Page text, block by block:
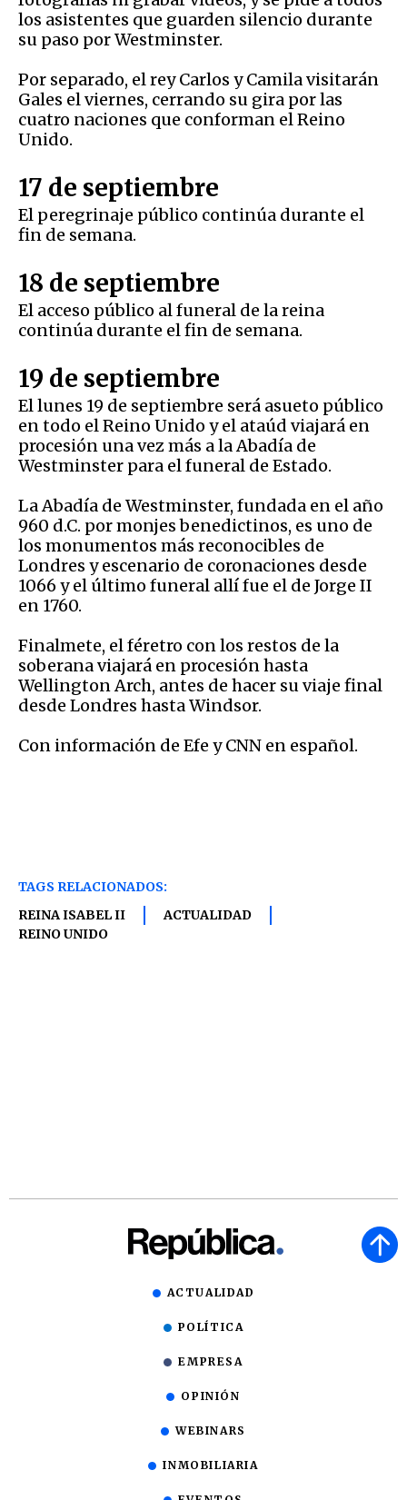
los asistentes que guarden silencio durante
su paso por Westminster.
Por separado, el rey Carlos y Camila visitarán
Gales el viernes, cerrando su gira por las
cuatro naciones que conforman el Reino
Unido.
17 de septiembre
El peregrinaje público continúa durante el
fin de semana.
18 de septiembre
El acceso público al funeral de la reina
continúa durante el fin de semana.
19 de septiembre
El lunes 19 de septiembre será asueto público
en todo el Reino Unido y el ataúd viajará en
procesión una vez más a la Abadía de
Westminster para el funeral de Estado.
La Abadía de Westminster, fundada en el año
960 d.C. por monjes benedictinos, es uno de
los monumentos más reconocibles de
Londres y escenario de coronaciones desde
1066 y el último funeral allí fue el de Jorge II
en 1760.
Finalmete, el féretro con los restos de la
soberana viajará en procesión hasta
Wellington Arch, antes de hacer su viaje final
desde Londres hasta Windsor.
Con información de Efe y CNN en español.
TAGS RELACIONADOS:
REINA ISABEL II
ACTUALIDAD
REINO UNIDO
ACTUALIDAD
POLÍTICA
EMPRESA
OPINIÓN
WEBINARS
INMOBILIARIA